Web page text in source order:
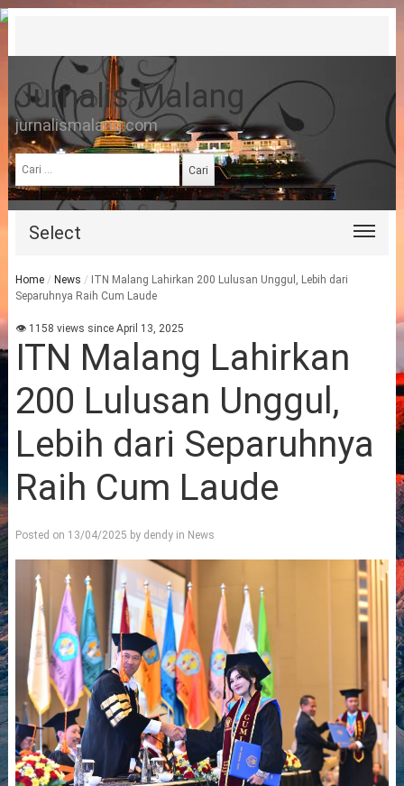
Jurnalis Malang
jurnalismalang.com
Cari
untuk:
Select
Home / News / ITN Malang Lahirkan 200 Lulusan Unggul, Lebih dari
Separuhnya Raih Cum Laude
👁 1158 views since April 13, 2025
ITN Malang Lahirkan
200 Lulusan Unggul,
Lebih dari Separuhnya
Raih Cum Laude
Posted on 13/04/2025 by dendyin News